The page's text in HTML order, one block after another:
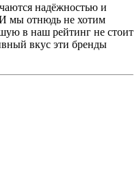
надёжностью и
мы отнюдь не хотим
в наш рейтинг не стоит
вкус эти бренды